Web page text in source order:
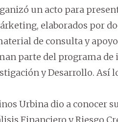
un acto para
elaborados por
de consulta y
parte del programa
y Desarrollo. Así
Urbina dio a conocer